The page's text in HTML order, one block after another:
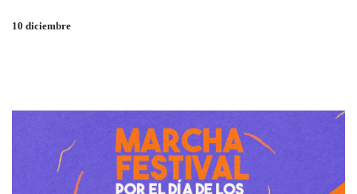
10 diciembre